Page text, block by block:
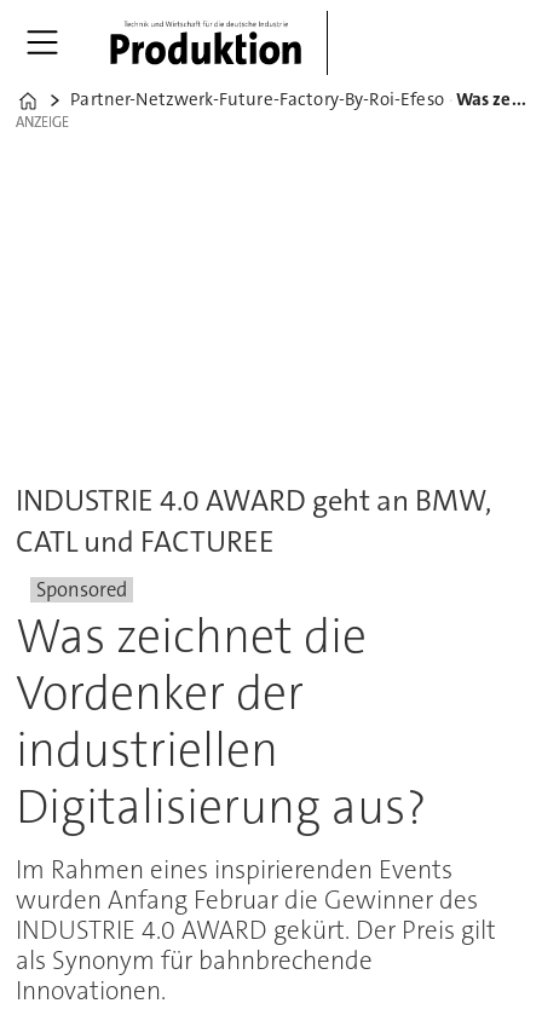
Home
Partner-Netzwerk-Future-Factory-By-Roi-Efeso Was zeichnet die Vordenker der industriellen Digitalisierung aus?
ANZEIGE
ANZEIGE
INDUSTRIE 4.0 AWARD geht an BMW,
CATL und FACTUREE
Sponsored
Was zeichnet die
Vordenker der
industriellen
Digitalisierung aus?
Im Rahmen eines inspirierenden Events
wurden Anfang Februar die Gewinner des
INDUSTRIE 4.0 AWARD gekürt. Der Preis gilt
als Synonym für bahnbrechende
Innovationen.